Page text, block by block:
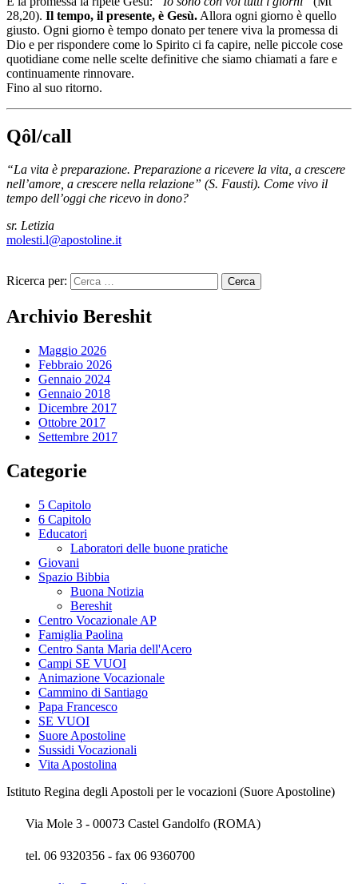
28,20). Il tempo, il presente, è Gesù. Allora ogni giorno è quello
giusto. Ogni giorno è tempo donato per tenere viva la promessa di
Dio e per rispondere come lo Spirito ci fa capire, nelle piccole cose
quotidiane come nelle scelte definitive che siamo chiamati a fare e
continuamente rinnovare.
Fino al suo ritorno.
Qôl/call
“La vita è preparazione. Preparazione a ricevere la vita, a crescere
nell’amore, a crescere nella relazione” (S. Fausti). Come vivo il
tempo dell’oggi che ricevo in dono?
sr. Letizia
molesti.l@apostoline.it
Ricerca per:
Archivio Bereshit
Maggio 2026
Febbraio 2026
Gennaio 2024
Gennaio 2018
Dicembre 2017
Ottobre 2017
Settembre 2017
Categorie
5 Capitolo
6 Capitolo
Educatori
Laboratori delle buone pratiche
Giovani
Spazio Bibbia
Buona Notizia
Bereshit
Centro Vocazionale AP
Famiglia Paolina
Centro Santa Maria dell'Acero
Campi SE VUOI
Animazione Vocazionale
Cammino di Santiago
Papa Francesco
SE VUOI
Suore Apostoline
Sussidi Vocazionali
Vita Apostolina
Istituto Regina degli Apostoli per le vocazioni (Suore Apostoline)
Via Mole 3 - 00073 Castel Gandolfo (ROMA)
tel. 06 9320356 - fax 06 9360700